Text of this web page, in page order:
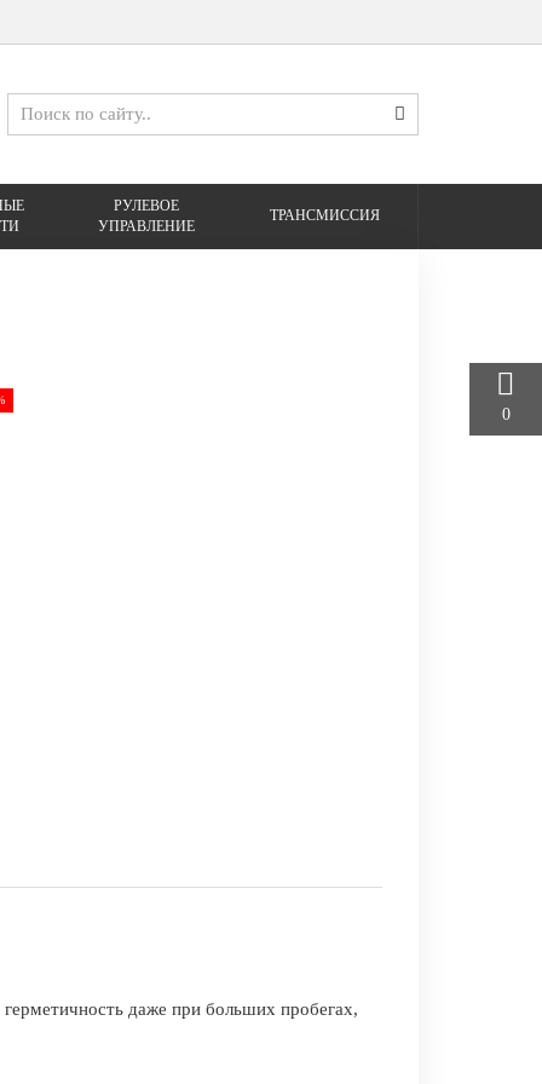
РУЛЕВОЕ
УПРАВЛЕНИЕ
ТРАНСМИССИЯ
даже при больших пробегах,
0